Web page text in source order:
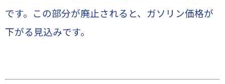
です。この部分が廃止されると、ガソリン価格が
下がる見込みです。